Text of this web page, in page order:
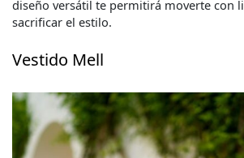
diseño versátil te permitirá moverte con
sacrificar el estilo.
Vestido Mell